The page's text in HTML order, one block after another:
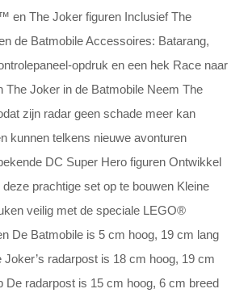
en The Joker figuren Inclusief The
de Batmobile Accessoires: Batarang,
opdruk en een hek Race naar
The Joker in de Batmobile Neem The
zijn radar geen schade meer kan
kunnen telkens nieuwe avonturen
DC Super Hero figuren Ontwikkel
prachtige set op te bouwen Kleine
veilig met de speciale LEGO®
De Batmobile is 5 cm hoog, 19 cm lang
Joker’s radarpost is 18 cm hoog, 19 cm
De radarpost is 15 cm hoog, 6 cm breed